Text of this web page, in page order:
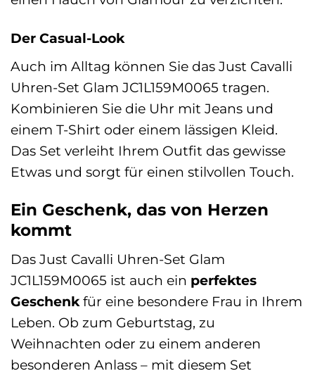
Der Casual-Look
Auch im Alltag können Sie das Just Cavalli
Uhren-Set Glam JC1L159M0065 tragen.
Kombinieren Sie die Uhr mit Jeans und
einem T-Shirt oder einem lässigen Kleid.
Das Set verleiht Ihrem Outfit das gewisse
Etwas und sorgt für einen stilvollen Touch.
Ein Geschenk, das von Herzen
kommt
Das Just Cavalli Uhren-Set Glam
JC1L159M0065 ist auch ein perfektes
Geschenkfür eine besondere Frau in Ihrem
Leben. Ob zum Geburtstag, zu
Weihnachten oder zu einem anderen
besonderen Anlass – mit diesem Set